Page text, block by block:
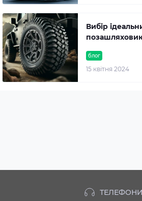
блог
15 квітня 2024
Вибір